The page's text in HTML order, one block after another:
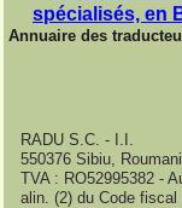
Annuaire des
RADU S.C. - I.I.
550376 Sibiu,
TVA : RO52995382 -
alin. (2) du Code